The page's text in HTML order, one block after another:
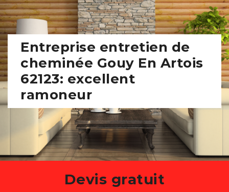
Entreprise entretien de
cheminée Gouy En Artois
62123: excellent
ramoneur
Devis gratuit